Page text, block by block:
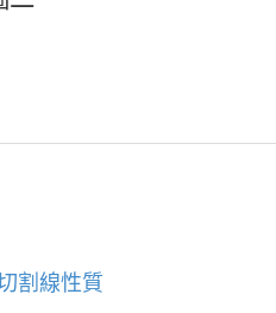
割線性質